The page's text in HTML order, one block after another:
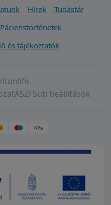
Hírek
Tudástár
Pácienstörténetek
és tájékoztatók
ÁSZFSüti beállítások